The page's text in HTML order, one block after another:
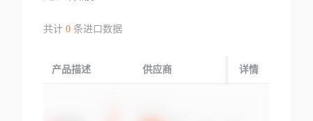
共计 0条进口数据
产品描述 供应商 起运国/地区
详情